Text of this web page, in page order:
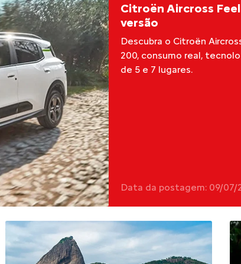
Citroën Aircross
versão
Descubra o Citroën
200, consumo real,
de 5 e 7 lugares.
Data da postagem: 09/07/